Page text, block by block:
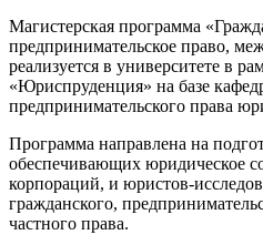
Магистерская программа
предпринимательское право,
реализуется в университете в
«Юриспруденция» на базе
предпринимательского права
Программа направлена на
обеспечивающих юридическое
корпораций, и юристов-
гражданского,
частного права.